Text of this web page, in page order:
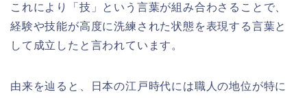
これにより「技」という言葉が組み合わさることで、
経験や技能が高度に洗練された状態を表現する言葉と
して成立したと言われています。
由来を辿ると、日本の江戸時代には職人の地位が特に